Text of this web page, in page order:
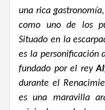
una rica
como uno de los
Situado en la
es la personificación
fundado por el rey
durante el
es una maravilla